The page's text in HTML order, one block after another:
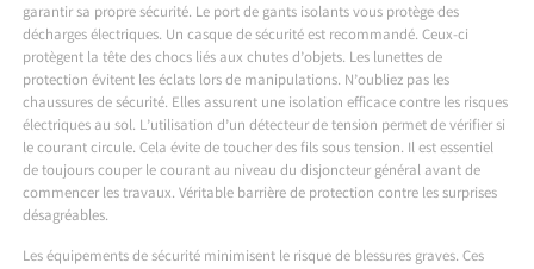
garantir sa propre sécurité. Le port de gants isolants vous protège des
décharges électriques. Un casque de sécurité est recommandé. Ceux-ci
protègent la tête des chocs liés aux chutes d’objets. Les lunettes de
protection évitent les éclats lors de manipulations. N’oubliez pas les
chaussures de sécurité. Elles assurent une isolation efficace contre les risques
électriques au sol. L’utilisation d’un détecteur de tension permet de vérifier si
le courant circule. Cela évite de toucher des fils sous tension. Il est essentiel
de toujours couper le courant au niveau du disjoncteur général avant de
commencer les travaux. Véritable barrière de protection contre les surprises
désagréables.
Les équipements de sécurité minimisent le risque de blessures graves. Ces